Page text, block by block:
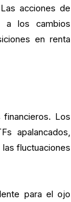
acciones de
a los cambios
en renta
financieros. Los
apalancados,
fluctuaciones
para el ojo